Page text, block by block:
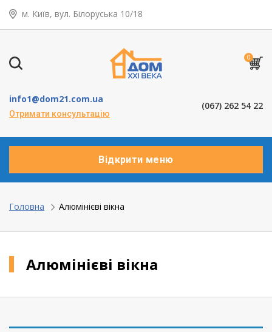
м. Київ, вул. Білоруська 10/18
(067) 262 54 22
info1@dom21.com.ua
Отримати консультацію
0
Відкрити меню
Головна Алюмінієві вікна
Алюмінієві вікна
← Назад
Пластикові вікна
Алюмінієві вікна
Двері міжкімнатні
Паркет та паркетна дошка
Ламінат
Вінілове покриття
Пробкова підлога